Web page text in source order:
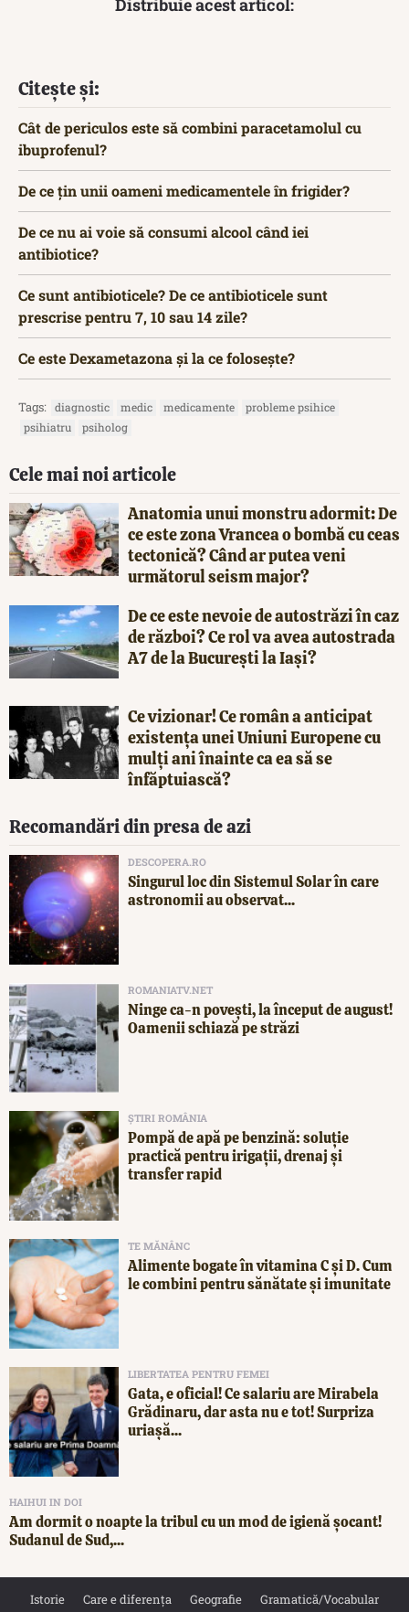
Citește și:
Cât de periculos este să combini paracetamolul cu
ibuprofenul?
De ce țin unii oameni medicamentele în frigider?
De ce nu ai voie să consumi alcool când iei
antibiotice?
Ce sunt antibioticele? De ce antibioticele sunt
prescrise pentru 7, 10 sau 14 zile?
Ce este Dexametazona și la ce folosește?
Tags: diagnostic medic medicamente
probleme psihice
psihiatru
psiholog
Cele mai noi articole
Anatomia unui monstru adormit: De
ce este zona Vrancea o bombă cu ceas
tectonică? Când ar putea veni
următorul seism major?
De ce este nevoie de autostrăzi în caz
de război? Ce rol va avea autostrada
A7 de la București la Iași?
Ce vizionar! Ce român a anticipat
existența unei Uniuni Europene cu
mulți ani înainte ca ea să se
înfăptuiască?
Recomandări din presa de azi
DESCOPERA.RO
Singurul loc din Sistemul Solar în care
astronomii au observat...
ROMANIATV.NET
Ninge ca-n povești, la început de august!
Oamenii schiază pe străzi
ȘTIRI ROMÂNIA
Pompă de apă pe benzină: soluție
practică pentru irigații, drenaj și
transfer rapid
TE MĂNÂNC
Alimente bogate în vitamina C și D. Cum
le combini pentru sănătate și imunitate
LIBERTATEA PENTRU FEMEI
Gata, e oficial! Ce salariu are Mirabela
Grădinaru, dar asta nu e tot! Surpriza
uriașă...
HAIHUI IN DOI
Am dormit o noapte la tribul cu un mod de igienă șocant!
Sudanul de Sud,...
Istorie Care e diferența Geografie Gramatică/Vocabular